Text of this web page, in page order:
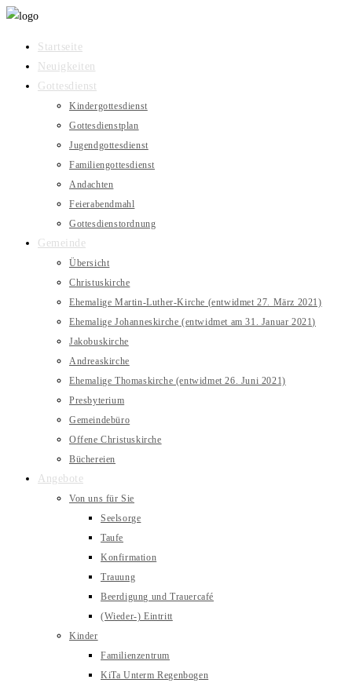
Zum
springen
Startseite
Neuigkeiten
Gottesdienst
Kindergottesdienst
Gottesdienstplan
Jugendgottesdienst
Familiengottesdienst
Andachten
Feierabendmahl
Gottesdienstordnung
Gemeinde
Übersicht
Christuskirche
Ehemalige Martin-Luther-Kirche (entwidmet 27. März 2021)
Ehemalige Johanneskirche (entwidmet am 31. Januar 2021)
Jakobuskirche
Andreaskirche
Ehemalige Thomaskirche (entwidmet 26. Juni 2021)
Presbyterium
Gemeindebüro
Offene Christuskirche
Büchereien
Angebote
Von uns für Sie
Seelsorge
Taufe
Konfirmation
Trauung
Beerdigung und Trauercafé
(Wieder-) Eintritt
Kinder
Familienzentrum
KiTa Unterm Regenbogen